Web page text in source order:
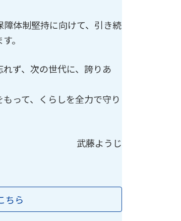
体制堅持に向けて、引き続
。
ず、次の世代に、誇りあ
って、くらしを全力で守り
武藤ようじ
ちら